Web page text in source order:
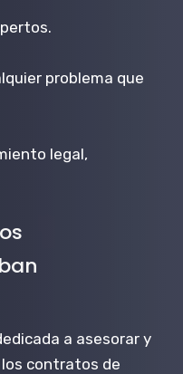
problema que
legal,
a asesorar y
contratos de